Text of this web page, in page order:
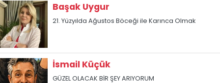
Başak Uygur
21. Yüzyılda Ağustos Böceği ile Karınca Olmak
İsmail Küçük
GÜZEL OLACAK BİR ŞEY ARIYORUM